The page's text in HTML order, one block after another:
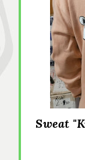
Sweat